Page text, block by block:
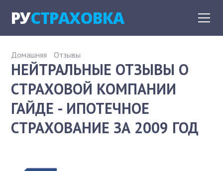
РУСТРАХОВКА
Домашняя Отзывы
НЕЙТРАЛЬНЫЕ ОТЗЫВЫ О
СТРАХОВОЙ КОМПАНИИ
ГАЙДЕ - ИПОТЕЧНОЕ
СТРАХОВАНИЕ ЗА 2009 ГОД